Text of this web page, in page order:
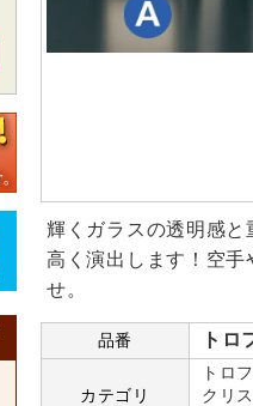
輝くガラスの透明感
高く演出します！空
せ。
品番 トロ
カテゴリ
トロ
クリ